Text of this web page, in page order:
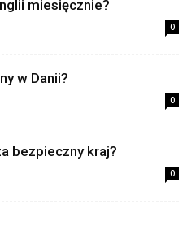
miesięcznie?
0
w Danii?
0
bezpieczny kraj?
0